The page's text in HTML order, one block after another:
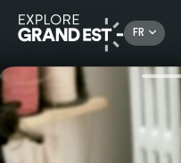
FR
Autour des savoir-faire